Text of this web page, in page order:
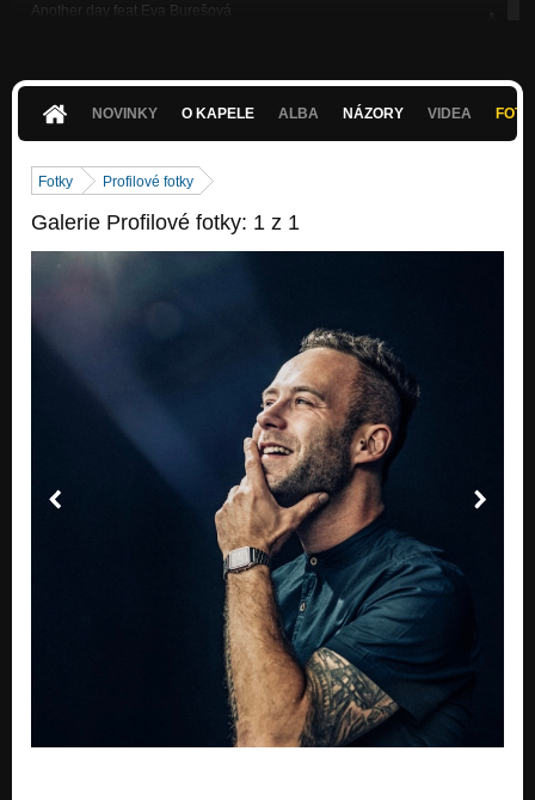
Another day feat.Eva Burešová
Tomorrow
Nezařazeno
NOVINKY O KAPELE ALBA NÁZORY VIDEA
Fotky Profilové fotky
Galerie Profilové fotky: 1 z 1